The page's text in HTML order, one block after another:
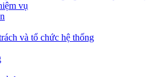
vụ
và tổ chức hệ thống